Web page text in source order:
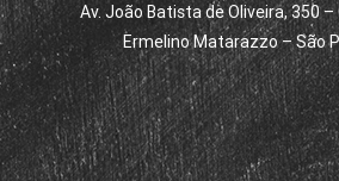
Av. João Batista de Oliveira, 350 –
Ermelino Matarazzo – São